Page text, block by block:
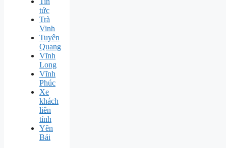
tức
Trà
Vinh
Tuyên
Quang
Vĩnh
Long
Vĩnh
Phúc
Xe
khách
liên
tỉnh
Yên
Bái